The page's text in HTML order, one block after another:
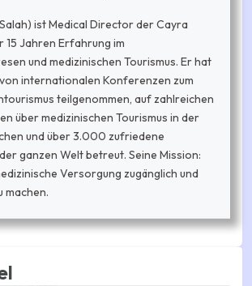
ist Medical Director der Cayra
15 Jahren Erfahrung im
und medizinischen Tourismus. Er hat
internationalen Konferenzen zum
teilgenommen, auf zahlreichen
über medizinischen Tourismus in der
und über 3.000 zufriedene
ganzen Welt betreut. Seine Mission:
Versorgung zugänglich und
machen.